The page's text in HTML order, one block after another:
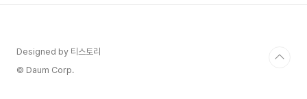
Designed by 티스토리
© Daum Corp.